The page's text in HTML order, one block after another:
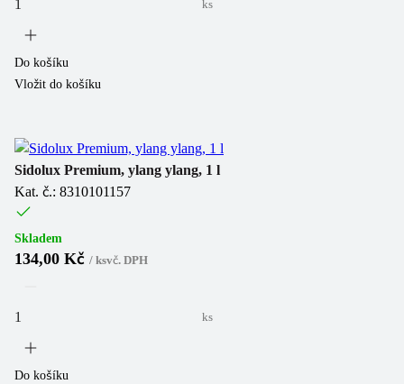
ks
Do košíku
Vložit do košíku
Sidolux Premium, ylang ylang, 1 l
Kat. č.: 8310101157
Skladem
134,00 Kč / ksvč. DPH
ks
Do košíku